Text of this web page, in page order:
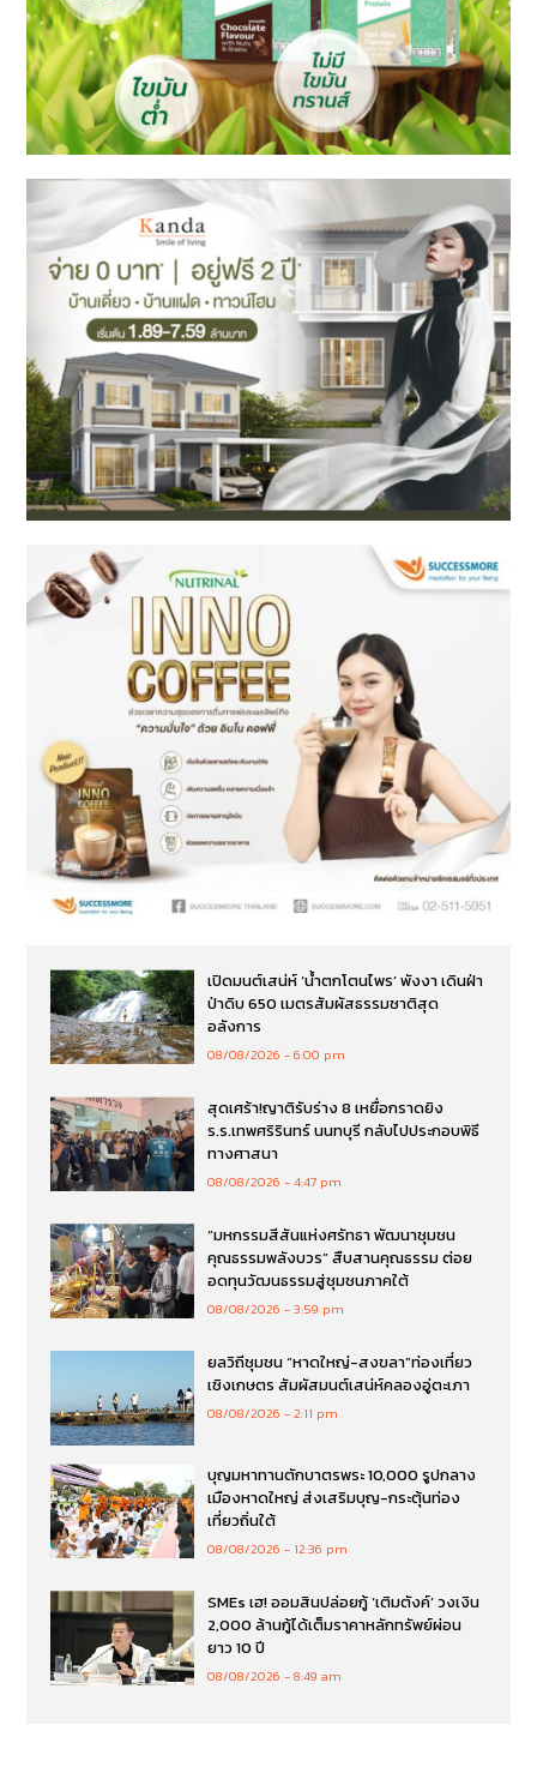
เปิดมนต์เสน่ห์ ‘น้ำตกโตนไพร’ พังงา เดินฝ่า
ป่าดิบ 650 เมตรสัมผัสธรรมชาติสุด
อลังการ
08/08/2026 6:00 pm
สุดเศร้า!ญาติรับร่าง 8 เหยื่อกราดยิง
ร.ร.เทพศริรินทร์ นนทบุรี กลับไปประกอบพิธี
ทางศาสนา
08/08/2026 4:47 pm
“มหกรรมสีสันแห่งศรัทธา พัฒนาชุมชน
คุณธรรมพลังบวร” สืบสานคุณธรรม ต่อย
อดทุนวัฒนธรรมสู่ชุมชนภาคใต้
08/08/2026 3:59 pm
ยลวิถีชุมชน “หาดใหญ่-สงขลา”ท่องเที่ยว
เชิงเกษตร สัมผัสมนต์เสน่ห์คลองอู่ตะเภา
08/08/2026 2:11 pm
บุญมหาทานตักบาตรพระ 10,000 รูปกลาง
เมืองหาดใหญ่ ส่งเสริมบุญ-กระตุ้นท่อง
เที่ยวถิ่นใต้
08/08/2026 12:36 pm
SMEs เฮ! ออมสินปล่อยกู้ ‘เติมตังค์’ วงเงิน
2,000 ล้านกู้ได้เต็มราคาหลักทรัพย์ผ่อน
ยาว 10 ปี
08/08/2026 8:49 am